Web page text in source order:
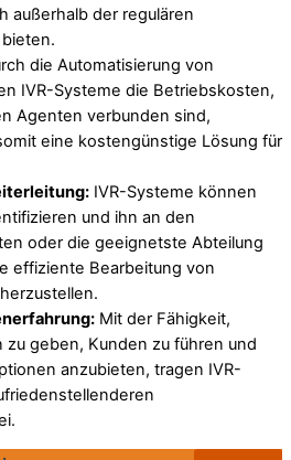
außerhalb der regulären
die Automatisierung von
IVR-Systeme die Betriebskosten,
Agenten verbunden sind,
eine kostengünstige Lösung für
IVR-Systeme können
und ihn an den
oder die geeignetste Abteilung
effiziente Bearbeitung von
Mit der Fähigkeit,
geben, Kunden zu führen und
anzubieten, tragen IVR-